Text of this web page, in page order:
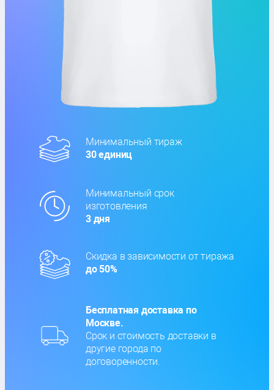
Минимальный тираж
30 единиц
Минимальный срок
изготовления
3 дня
Скидка в зависимости от тиража
до 50%
Бесплатная доставка по
Москве.
Срок и стоимость доставки в
другие города по
договоренности.